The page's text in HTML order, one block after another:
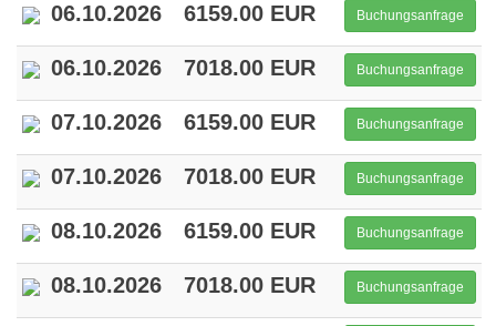
06.10.2026 6159.00 EUR Buchungsanfrage
06.10.2026 7018.00 EUR Buchungsanfrage
07.10.2026 6159.00 EUR Buchungsanfrage
07.10.2026 7018.00 EUR Buchungsanfrage
08.10.2026 6159.00 EUR Buchungsanfrage
08.10.2026 7018.00 EUR Buchungsanfrage